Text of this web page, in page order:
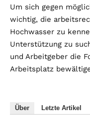
Um sich gegen
wichtig, die
Hochwasser zu
Unterstützung zu
und Arbeitgeber die
Arbeitsplatz
Über Letzte Artikel